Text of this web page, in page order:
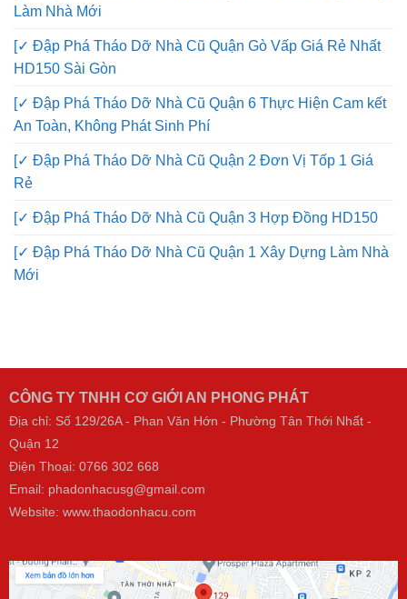
Làm Nhà Mới
[✓ Đập Phá Tháo Dỡ Nhà Cũ Quận Gò Vấp Giá Rẻ Nhất
HD150 Sài Gòn
[✓ Đập Phá Tháo Dỡ Nhà Cũ Quận 6 Thực Hiện Cam kết
An Toàn, Không Phát Sinh Phí
[✓ Đập Phá Tháo Dỡ Nhà Cũ Quận 2 Đơn Vị Tốp 1 Giá
Rẻ
[✓ Đập Phá Tháo Dỡ Nhà Cũ Quận 3 Hợp Đồng HD150
[✓ Đập Phá Tháo Dỡ Nhà Cũ Quận 1 Xây Dựng Làm Nhà
Mới
CÔNG TY TNHH CƠ GIỚI AN PHONG PHÁT
Địa chỉ: Số 129/26A - Phan Văn Hớn - Phường Tân Thới Nhất -
Quận 12
Điện Thoại: 0766 302 668
Email: phadonhacusg@gmail.com
Website: www.thaodonhacu.com